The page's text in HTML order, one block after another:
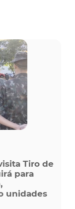
Tiro de
para
unidades